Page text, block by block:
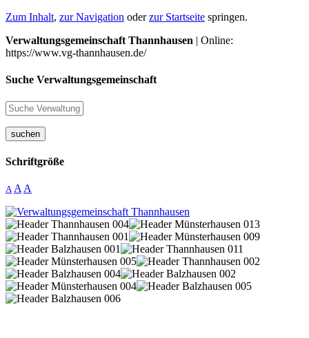
Zum Inhalt, zur Navigation oderzur Startseite springen.
Verwaltungsgemeinschaft Thannhausen | Online:
https://www.vg-thannhausen.de/
Suche Verwaltungsgemeinschaft
suchen
Schriftgröße
A A A